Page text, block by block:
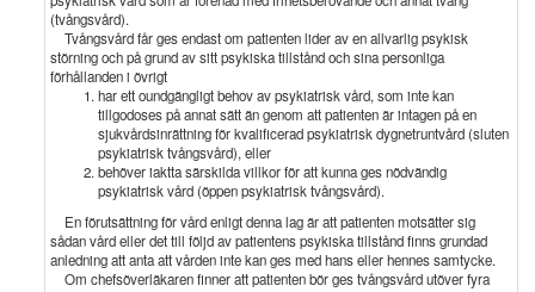
(tvångsvård).
Tvångsvård får ges endast om patienten lider av en allvarlig psykisk
störning och på grund av sitt psykiska tillstånd och sina personliga
förhållanden i övrigt
har ett oundgängligt behov av psykiatrisk vård, som inte kan
tillgodoses på annat sätt än genom att patienten är intagen på en
sjukvårdsinrättning för kvalificerad psykiatrisk dygnetruntvård (sluten
psykiatrisk tvångsvård), eller
behöver iaktta särskilda villkor för att kunna ges nödvändig
psykiatrisk vård (öppen psykiatrisk tvångsvård).
En förutsättning för vård enligt denna lag är att patienten motsätter sig
sådan vård eller det till följd av patientens psykiska tillstånd finns grundad
anledning att anta att vården inte kan ges med hans eller hennes samtycke.
Om chefsöverläkaren finner att patienten bör ges tvångsvård utöver fyra